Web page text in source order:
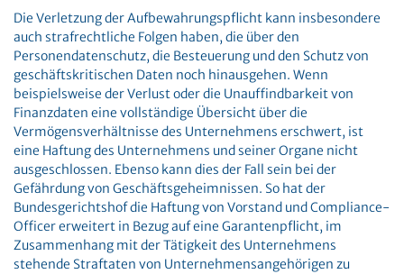
Die Verletzung der Aufbewahrungspflicht kann insbesondere
auch strafrechtliche Folgen haben, die über den
Personendatenschutz, die Besteuerung und den Schutz von
geschäftskritischen Daten noch hinausgehen. Wenn
beispielsweise der Verlust oder die Unauffindbarkeit von
Finanzdaten eine vollständige Übersicht über die
Vermögensverhältnisse des Unternehmens erschwert, ist
eine Haftung des Unternehmens und seiner Organe nicht
ausgeschlossen. Ebenso kann dies der Fall sein bei der
Gefährdung von Geschäftsgeheimnissen. So hat der
Bundesgerichtshof die Haftung von Vorstand und Compliance-
Officer erweitert in Bezug auf eine Garantenpflicht, im
Zusammenhang mit der Tätigkeit des Unternehmens
stehende Straftaten von Unternehmensangehörigen zu